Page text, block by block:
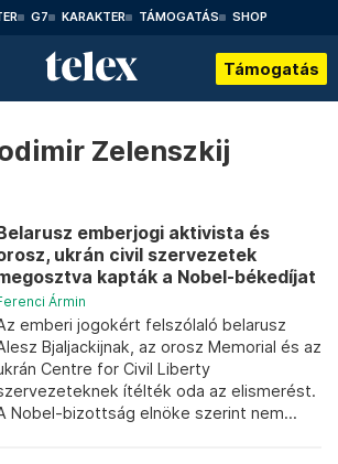
G7 KARAKTER TÁMOGATÁS SHOP
Támogatás
Zelenszkij
emberjogi aktivista és
ukrán civil szervezetek
kapták a Nobel-békedíjat
Ármin
emberi jogokért felszólaló belarusz
Bjaljackijnak, az orosz Memorial és az
Centre for Civil Liberty
ítélték oda az elismerést.
Nobel-bizottság elnöke szerint nem...